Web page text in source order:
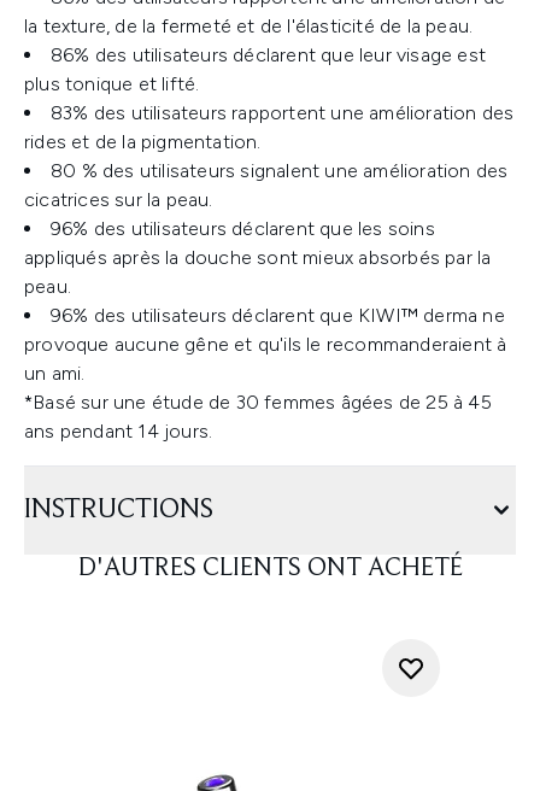
la texture, de la fermeté et de l'élasticité de la peau.
86% des utilisateurs déclarent que leur visage est
plus tonique et lifté.
83% des utilisateurs rapportent une amélioration des
rides et de la pigmentation.
80 % des utilisateurs signalent une amélioration des
cicatrices sur la peau.
96% des utilisateurs déclarent que les soins
appliqués après la douche sont mieux absorbés par la
peau.
96% des utilisateurs déclarent que KIWI™ derma ne
provoque aucune gêne et qu'ils le recommanderaient à
un ami.
*Basé sur une étude de 30 femmes âgées de 25 à 45
ans pendant 14 jours.
INSTRUCTIONS
D'AUTRES CLIENTS ONT ACHETÉ